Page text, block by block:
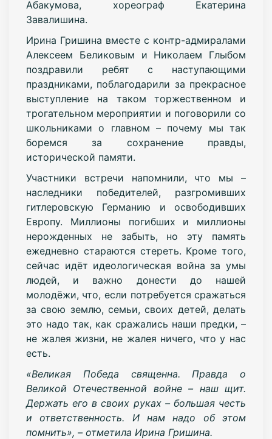
Абакумова, хореограф Екатерина
Завалишина.
Ирина Гришина вместе с контр-адмиралами
Алексеем Беликовым и Николаем Глыбом
поздравили ребят с наступающими
праздниками, поблагодарили за прекрасное
выступление на таком торжественном и
трогательном мероприятии и поговорили со
школьниками о главном – почему мы так
боремся за сохранение правды,
исторической памяти.
Участники встречи напомнили, что мы –
наследники победителей, разгромивших
гитлеровскую Германию и освободивших
Европу. Миллионы погибших и миллионы
нерожденных не забыть, но эту память
ежедневно стараются стереть. Кроме того,
сейчас идёт идеологическая война за умы
людей, и важно донести до нашей
молодёжи, что, если потребуется сражаться
за свою землю, семьи, своих детей, делать
это надо так, как сражались наши предки, –
не жалея жизни, не жалея ничего, что у нас
есть.
«Великая Победа священна. Правда о
Великой Отечественной войне – наш щит.
Держать его в своих руках – большая честь
и ответственность. И нам надо об этом
помнить», – отметила Ирина Гришина.